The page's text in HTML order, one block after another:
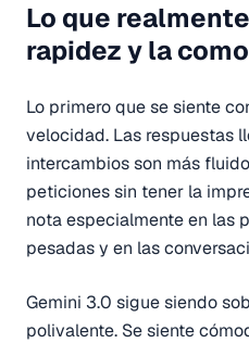
Lo que
rapidez y la
Lo primero que se siente
velocidad. Las respuestas
intercambios son más
peticiones sin tener la
nota especialmente en las
pesadas y en las
Gemini 3.0 sigue siendo
polivalente. Se siente